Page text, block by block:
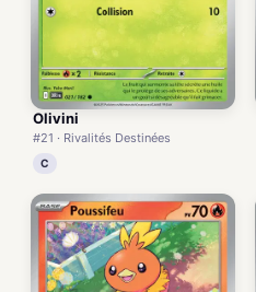
Olivini
#21 · Rivalités Destinées
C